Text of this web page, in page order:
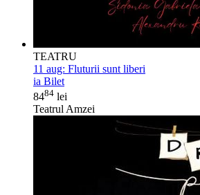
TEATRU
11 aug: Fluturii sunt liberi
ia Bilet
8484 lei
Teatrul Amzei